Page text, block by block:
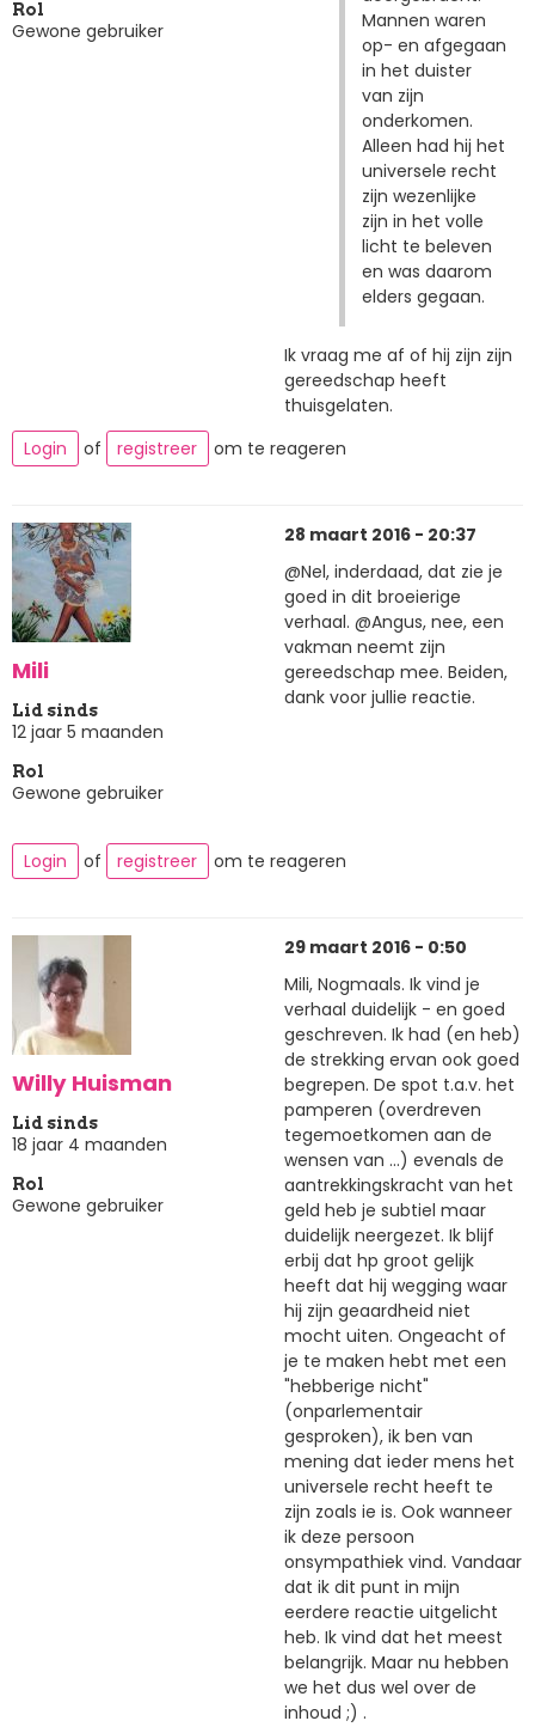
Rol
Gewone gebruiker
Mannen waren
op- en afgegaan
in het duister
van zijn
onderkomen.
Alleen had hij het
universele recht
zijn wezenlijke
zijn in het volle
licht te beleven
en was daarom
elders gegaan.
Ik vraag me af of hij zijn zijn
gereedschap heeft
thuisgelaten.
Login
of registreer om te reageren
Mili
Lid sinds
12 jaar 5 maanden
Rol
Gewone gebruiker
28 maart 2016 - 20:37
@Nel, inderdaad, dat zie je
goed in dit broeierige
verhaal. @Angus, nee, een
vakman neemt zijn
gereedschap mee. Beiden,
dank voor jullie reactie.
Login of registreer om te reageren
Willy Huisman
Lid sinds
18 jaar 4 maanden
Rol
Gewone gebruiker
29 maart 2016 - 0:50
Mili, Nogmaals. Ik vind je
verhaal duidelijk - en goed
geschreven. Ik had (en heb)
de strekking ervan ook goed
begrepen. De spot t.a.v. het
pamperen (overdreven
tegemoetkomen aan de
wensen van ...) evenals de
aantrekkingskracht van het
geld heb je subtiel maar
duidelijk neergezet. Ik blijf
erbij dat hp groot gelijk
heeft dat hij wegging waar
hij zijn geaardheid niet
mocht uiten. Ongeacht of
je te maken hebt met een
"hebberige nicht"
(onparlementair
gesproken), ik ben van
mening dat ieder mens het
universele recht heeft te
zijn zoals ie is. Ook wanneer
ik deze persoon
onsympathiek vind. Vandaar
dat ik dit punt in mijn
eerdere reactie uitgelicht
heb. Ik vind dat het meest
belangrijk. Maar nu hebben
we het dus wel over de
inhoud ;) .